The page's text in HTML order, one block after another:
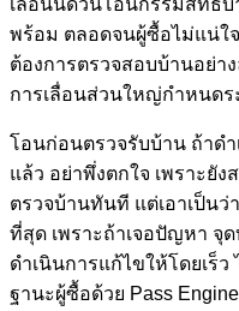
พร้อม ตลอดจนผู้ซื้อไม่แน่ใ
ต้องการตรวจสอบบ้านอย่า
การเลื่อนส่วนใหญ่กำหนดร
โอนก่อนตรวจรับบ้าน ถ้าด
แล้ว อย่าพึ่งตกใจ เพราะยั
ตรวจบ้านทันที แต่เอาเป็น
ที่สุด เพราะถ้าเจอปัญหา จุด
ดำเนินการแก้ไขให้โดยเร็
ฐานะผู้ซื้อด้วย Pass